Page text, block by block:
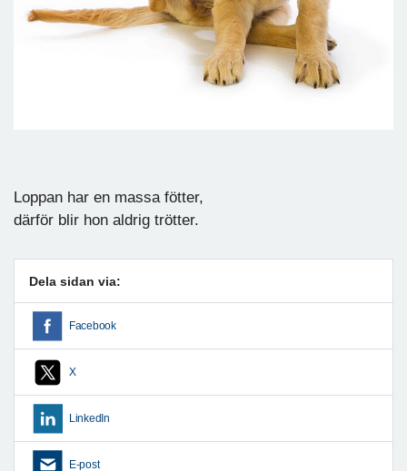
Loppan har en massa fötter,
därför blir hon aldrig trötter.
Dela sidan via:
Facebook
X
LinkedIn
E-post